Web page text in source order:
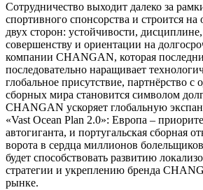
Сотрудничество выходит далеко за
спортивного спонсорства и строится
двух сторон: устойчивости,
совершенству и ориентации на
компании CHANGAN, которая
последовательно наращивает
глобальное присутствие, партнёрство
сборных мира становится символом
CHANGAN ускоряет глобальную
«Vast Ocean Plan 2.0»: Европа –
автогиганта, и португальская сборная
ворота в сердца миллионов
будет способствовать развитию
стратегии и укреплению бренда
рынке.